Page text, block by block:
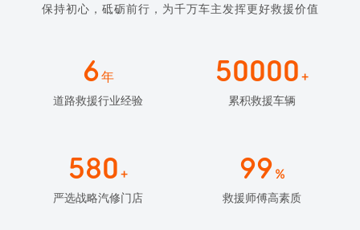
保持初心，砥砺前行，为千万车主发挥更好救援价值
6年
道路救援行业经验
50000 +
累积救援车辆
580 +
严选战略汽修门店
99 %
救援师傅高素质